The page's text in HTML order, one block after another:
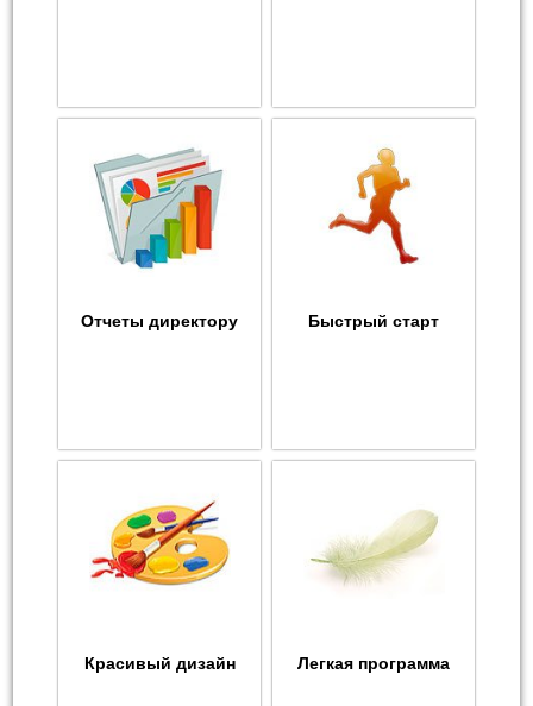
Отчеты директору Быстрый старт
Красивый дизайн Легкая программа